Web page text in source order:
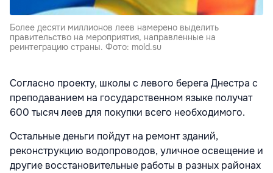
Более десяти миллионов леев намерено выделить
правительство на мероприятия, направленные на
реинтеграцию страны. Фото: mold.su
Согласно проекту, школы с левого берега Днестра с
преподаванием на государственном языке получат
600 тысяч леев для покупки всего необходимого.
Остальные деньги пойдут на ремонт зданий,
реконструкцию водопроводов, уличное освещение и
другие восстановительные работы в разных районах